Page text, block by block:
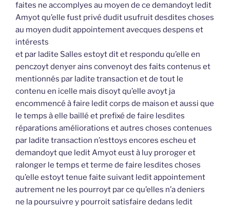
faites ne accomplyes au moyen de ce demandoyt ledit
Amyot qu’elle fust privé dudit usufruit desdites choses
au moyen dudit appointement avecques despens et
intérests
et par ladite Salles estoyt dit et respondu qu’elle en
penczoyt denyer ains convenoyt des faits contenus et
mentionnés par ladite transaction et de tout le
contenu en icelle mais disoyt qu’elle avoyt ja
encommencé à faire ledit corps de maison et aussi que
le temps à elle baillé et prefixé de faire lesdites
réparations améliorations et autres choses contenues
par ladite transaction n’esttoys encores escheu et
demandoyt que ledit Amyot eust à luy proroger et
ralonger le temps et terme de faire lesdites choses
qu’elle estoyt tenue faite suivant ledit appointement
autrement ne les pourroyt par ce qu’elles n’a deniers
ne la poursuivre y pourroit satisfaire dedans ledit